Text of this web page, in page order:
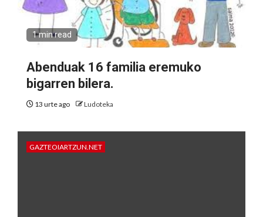
1 min read
Abenduak 16 familia eremuko
bigarren bilera.
13 urte ago Ludoteka
GAZTEOIARTZUN.NET